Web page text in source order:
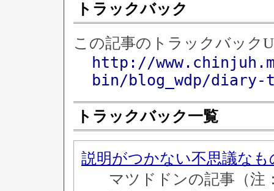
トラックバック
この記事のトラックバック
http://
bin/blog_wdp/
トラックバック一覧
説明がつかない不思議なも
マツドドンの記事（注